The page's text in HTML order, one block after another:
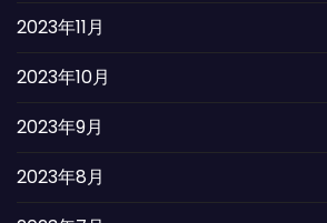
2023年11月
2023年10月
2023年9月
2023年8月